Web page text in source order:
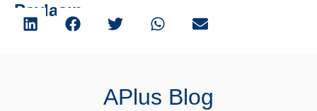
Paylaşın
APlus Blog